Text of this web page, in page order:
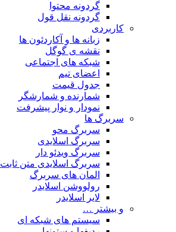
گردونه محتوا
گردونه نقل قول
کاربردی
زبانه ها و آکاردئون ها
نقشه ی گوگل
شبکه های اجتماعی
اعضای تیم
جدول قیمت
شمارنده و شمارشگر
نمودار و نوار پیشرفت
سربرگ ها
سربرگ محو
سربرگ اسلایدی
سربرگ ویدئو دار
سربرگ اسلایدی متن ثابت
المان های سربرگ
رولووشن اسلایدر
لایر اسلایدر
و بیشتر …
سیستم های شبکه ای